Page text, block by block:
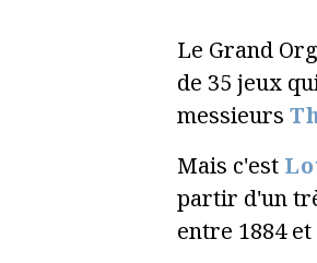
Le Grand
de 35 jeux
messieurs
Mais c'est
partir d'un
entre 1884 et